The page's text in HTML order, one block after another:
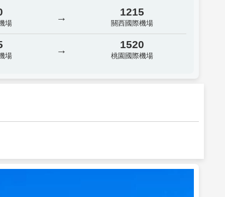
場 → 1215
關西國際機場
場 → 1520
桃園國際機場